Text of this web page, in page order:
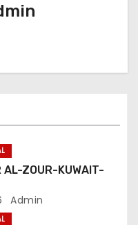
AL-ZOUR-KUWAIT-
Admin